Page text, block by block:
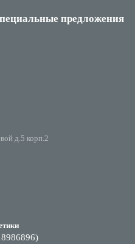
предложения
д.5 корп.2